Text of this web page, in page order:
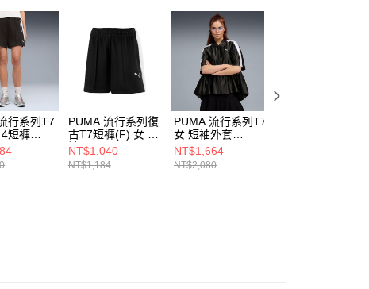
用戶進行身份認證。
一人註冊多個帳號或使用他人資訊註冊。若發現惡意使用之情
科技股份有限公司將有權停止該用戶之使用額度並採取法律行
行系列T7
短褲
PUMA 流行系列復
古T7短褲(F) 女 短
褲 63478101
NT$1,040
NT$1,184
PUMA 流行系列T7
女 短袖外套
63688501
NT$1,664
NT$2,080